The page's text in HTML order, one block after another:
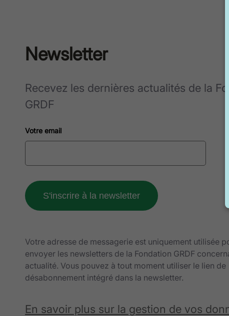
Newsletter
Recevez les dernières actualités de la
GRDF
Votre email
Votre adresse de messagerie est uniquement utilisée
envoyer les newsletters de la Fondation GRDF
actualité. Vous pouvez à tout moment utiliser le lien de
désabonnement intégré dans la newsletter.
En savoir plus sur la gestion de vos